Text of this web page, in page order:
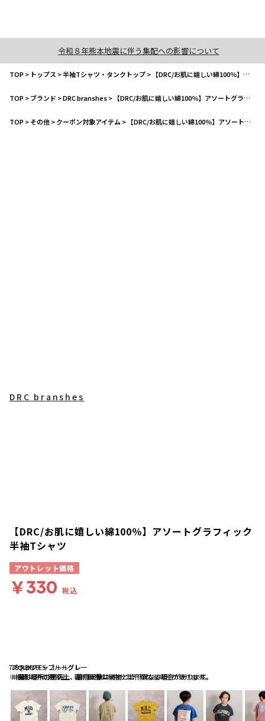
令和８年熊本地震に伴う集配への影響について
TOP> トップス >半袖Tシャツ・タンクトップ> 【DRC/お肌に嬉しい綿100％】アソートグラフィック半袖Tシャツ
TOP>ブランド >DRC branshes> 【DRC/お肌に嬉しい綿100％】アソートグラフィック半袖Tシャツ
TOP>その他>クーポン対象アイテム > 【DRC/お肌に嬉しい綿100％】アソートグラフィック半袖Tシャツ
77:QUINTES-ブルーグレー
※撮影場所の関係上、着用画像は実物と若干異なる場合があります。
78:NBC-チャコールグレー
※撮影場所の関係上、着用画像は実物と若干異なる場合があります。
ブラック
※撮影場所の関係上、着用画像は実物と若干異なる場合があります。
DRC branshes
【DRC/お肌に嬉しい綿100％】アソートグラフィック
半袖Tシャツ
アウトレット価格
￥330 税込